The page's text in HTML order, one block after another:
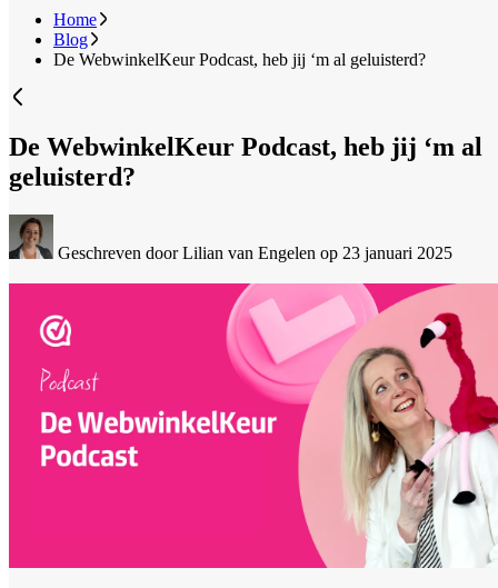
Home
Blog
De WebwinkelKeur Podcast, heb jij ‘m al geluisterd?
De WebwinkelKeur Podcast, heb jij ‘m al
geluisterd?
Geschreven door Lilian van Engelen op 23 januari 2025